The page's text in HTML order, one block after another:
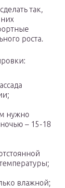
так,
роста.
нужно
– 15-18
влажной;